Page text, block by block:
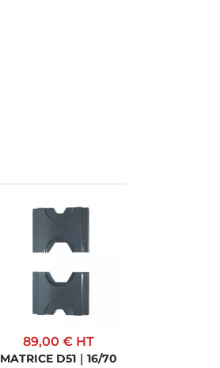
89,00 € HT
MATRICE D51｜16/70